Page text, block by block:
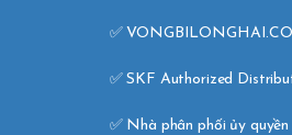
✅
✅ SKF Authorized
✅ Nhà phân phối ủy